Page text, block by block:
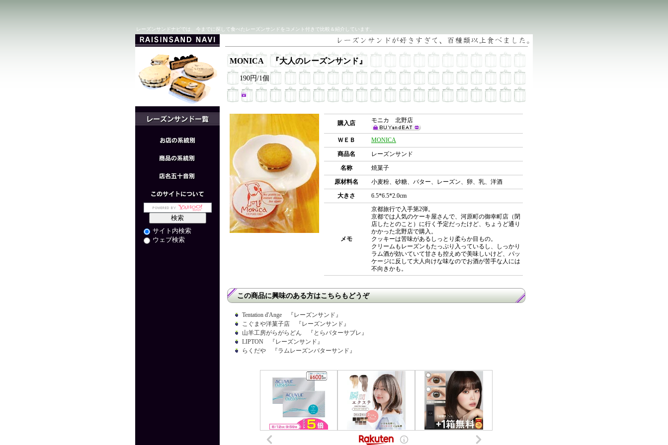
レーズンサンドナビでは、今までに探して食べたレーズンサンドをコメント付きで比較＆紹介しています。
MONICA 『大人のレーズンサンド』
190円/1個
購入店 モニカ 北野店
ＷＥＢ
MONICA
商品名
レーズンサンド
名称
焼菓子
原材料名
小麦粉、砂糖、バター、レーズン、卵、乳、洋酒
大きさ
6.5*6.5*2.0cm
メモ
京都旅行で入手第2弾。
京都では人気のケーキ屋さんで、河原町の御幸町店（閉
店したとのこと）に行く予定だったけど、ちょうど通り
かかった北野店で購入。
クッキーは苦味があるしっとり柔らか目もの。
クリームもレーズンもたっぷり入っているし、しっかり
ラム酒が効いていて甘さも控えめで美味しいけど、パッ
ケージに反して大人向けな味なのでお酒が苦手な人には
不向きかも。
この商品に興味のある方はこちらもどうぞ
Tentation d'Ange 『レーズンサンド』
こぐまや洋菓子店 『レーズンサンド』
山羊工房がらがらどん 『とらバターサブレ』
LIPTON 『レーズンサンド』
らくだや 『ラムレーズンバターサンド』
サイト内検索
ウェブ検索